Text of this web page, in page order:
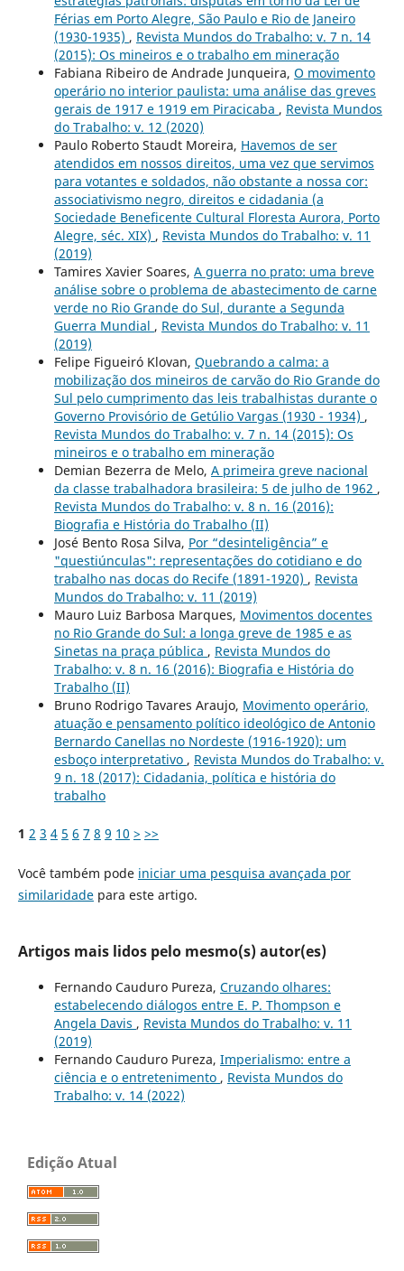
Férias em Porto Alegre, São Paulo e Rio de Janeiro
(1930-1935) , Revista Mundos do Trabalho: v. 7 n. 14
(2015): Os mineiros e o trabalho em mineração
Fabiana Ribeiro de Andrade Junqueira, O movimento
operário no interior paulista: uma análise das greves
gerais de 1917 e 1919 em Piracicaba , Revista Mundos
do Trabalho: v. 12 (2020)
Paulo Roberto Staudt Moreira, Havemos de ser
atendidos em nossos direitos, uma vez que servimos
para votantes e soldados, não obstante a nossa cor:
associativismo negro, direitos e cidadania (a
Sociedade Beneficente Cultural Floresta Aurora, Porto
Alegre, séc. XIX) , Revista Mundos do Trabalho: v. 11
(2019)
Tamires Xavier Soares, A guerra no prato: uma breve
análise sobre o problema de abastecimento de carne
verde no Rio Grande do Sul, durante a Segunda
Guerra Mundial , Revista Mundos do Trabalho: v. 11
(2019)
Felipe Figueiró Klovan, Quebrando a calma: a
mobilização dos mineiros de carvão do Rio Grande do
Sul pelo cumprimento das leis trabalhistas durante o
Governo Provisório de Getúlio Vargas (1930 - 1934) ,
Revista Mundos do Trabalho: v. 7 n. 14 (2015): Os
mineiros e o trabalho em mineração
Demian Bezerra de Melo, A primeira greve nacional
da classe trabalhadora brasileira: 5 de julho de 1962 ,
Revista Mundos do Trabalho: v. 8 n. 16 (2016):
Biografia e História do Trabalho (II)
José Bento Rosa Silva, Por “desinteligência” e
"questiúnculas": representações do cotidiano e do
trabalho nas docas do Recife (1891-1920) , Revista
Mundos do Trabalho: v. 11 (2019)
Mauro Luiz Barbosa Marques, Movimentos docentes
no Rio Grande do Sul: a longa greve de 1985 e as
Sinetas na praça pública , Revista Mundos do
Trabalho: v. 8 n. 16 (2016): Biografia e História do
Trabalho (II)
Bruno Rodrigo Tavares Araujo, Movimento operário,
atuação e pensamento político ideológico de Antonio
Bernardo Canellas no Nordeste (1916-1920): um
esboço interpretativo , Revista Mundos do Trabalho: v.
9 n. 18 (2017): Cidadania, política e história do
trabalho
1 2 3 4 5 6 7 8 9 10 > >>
Você também pode iniciar uma pesquisa avançada por
similaridadepara este artigo.
Artigos mais lidos pelo mesmo(s) autor(es)
Fernando Cauduro Pureza, Cruzando olhares:
estabelecendo diálogos entre E. P. Thompson e
Angela Davis , Revista Mundos do Trabalho: v. 11
(2019)
Fernando Cauduro Pureza, Imperialismo: entre a
ciência e o entretenimento , Revista Mundos do
Trabalho: v. 14 (2022)
Edição Atual